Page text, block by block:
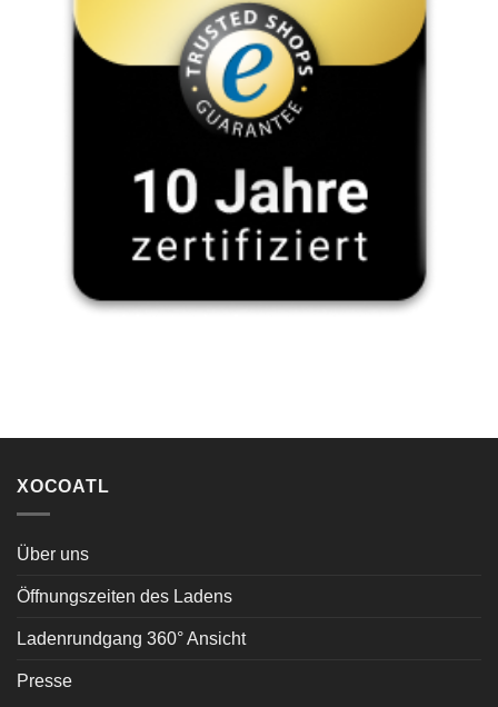
XOCOATL
Über uns
Öffnungszeiten des Ladens
Ladenrundgang 360° Ansicht
Presse